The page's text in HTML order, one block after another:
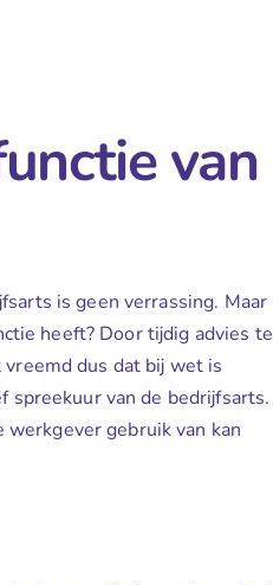
van
is geen verrassing. Maar
heeft? Door tijdig advies te
dus dat bij wet is
van de bedrijfsarts.
gebruik van kan